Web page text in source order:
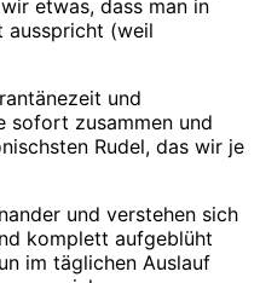
etwas, dass man in
ausspricht (weil
und
sofort zusammen und
Rudel, das wir je
und verstehen sich
komplett aufgeblüht
im täglichen Auslauf